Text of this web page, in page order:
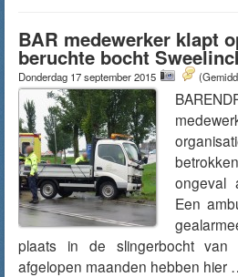
BAR medewerker klapt
beruchte bocht
Donderdag 17 september 2015
ongeval
Een
plaats in de slingerbocht van
afgelopen maanden hebben hier